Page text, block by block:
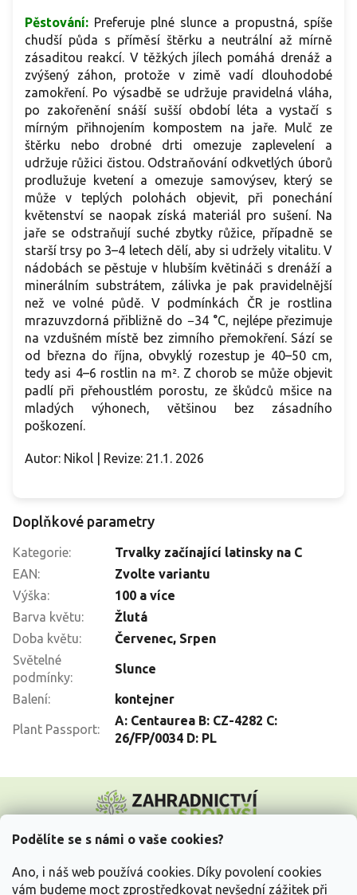
Podělíte se s námi o vaše cookies?
Ano, i náš web používá cookies. Díky povolení cookies
vám budeme moct zprostředkovat nevšední zážitek při
Pěstování: Preferuje plné slunce a propustná, spíše
chudší půda s příměsí štěrku a neutrální až mírně
zásaditou reakcí. V těžkých jílech pomáhá drenáž a
zvýšený záhon, protože v zimě vadí dlouhodobé
zamokření. Po výsadbě se udržuje pravidelná vláha,
po zakořenění snáší sušší období léta a vystačí s
mírným přihnojením kompostem na jaře. Mulč ze
štěrku nebo drobné drti omezuje zaplevelení a
udržuje růžici čistou. Odstraňování odkvetlých úborů
prodlužuje kvetení a omezuje samovýsev, který se
může v teplých polohách objevit, při ponechání
květenství se naopak získá materiál pro sušení. Na
jaře se odstraňují suché zbytky růžice, případně se
starší trsy po 3–4 letech dělí, aby si udržely vitalitu. V
nádobách se pěstuje v hlubším květináči s drenáží a
minerálním substrátem, zálivka je pak pravidelnější
než ve volné půdě. V podmínkách ČR je rostlina
mrazuvzdorná přibližně do −34 °C, nejlépe přezimuje
na vzdušném místě bez zimního přemokření. Sází se
od března do října, obvyklý rozestup je 40–50 cm,
tedy asi 4–6 rostlin na m². Z chorob se může objevit
padlí při přehoustlém porostu, ze škůdců mšice na
mladých výhonech, většinou bez zásadního
poškození.
Autor: Nikol | Revize: 21.1. 2026
Doplňkové parametry
Kategorie:
Trvalky začínající latinsky na C
EAN:
Zvolte variantu
Výška:
100 a více
Barva květu:
Žlutá
Doba květu: Červenec, Srpen
Světelné
podmínky:
Slunce
Balení: kontejner
Plant Passport:
A: Centaurea B: CZ-4282 C:
26/FP/0034 D: PL
p
Vše o nákupu